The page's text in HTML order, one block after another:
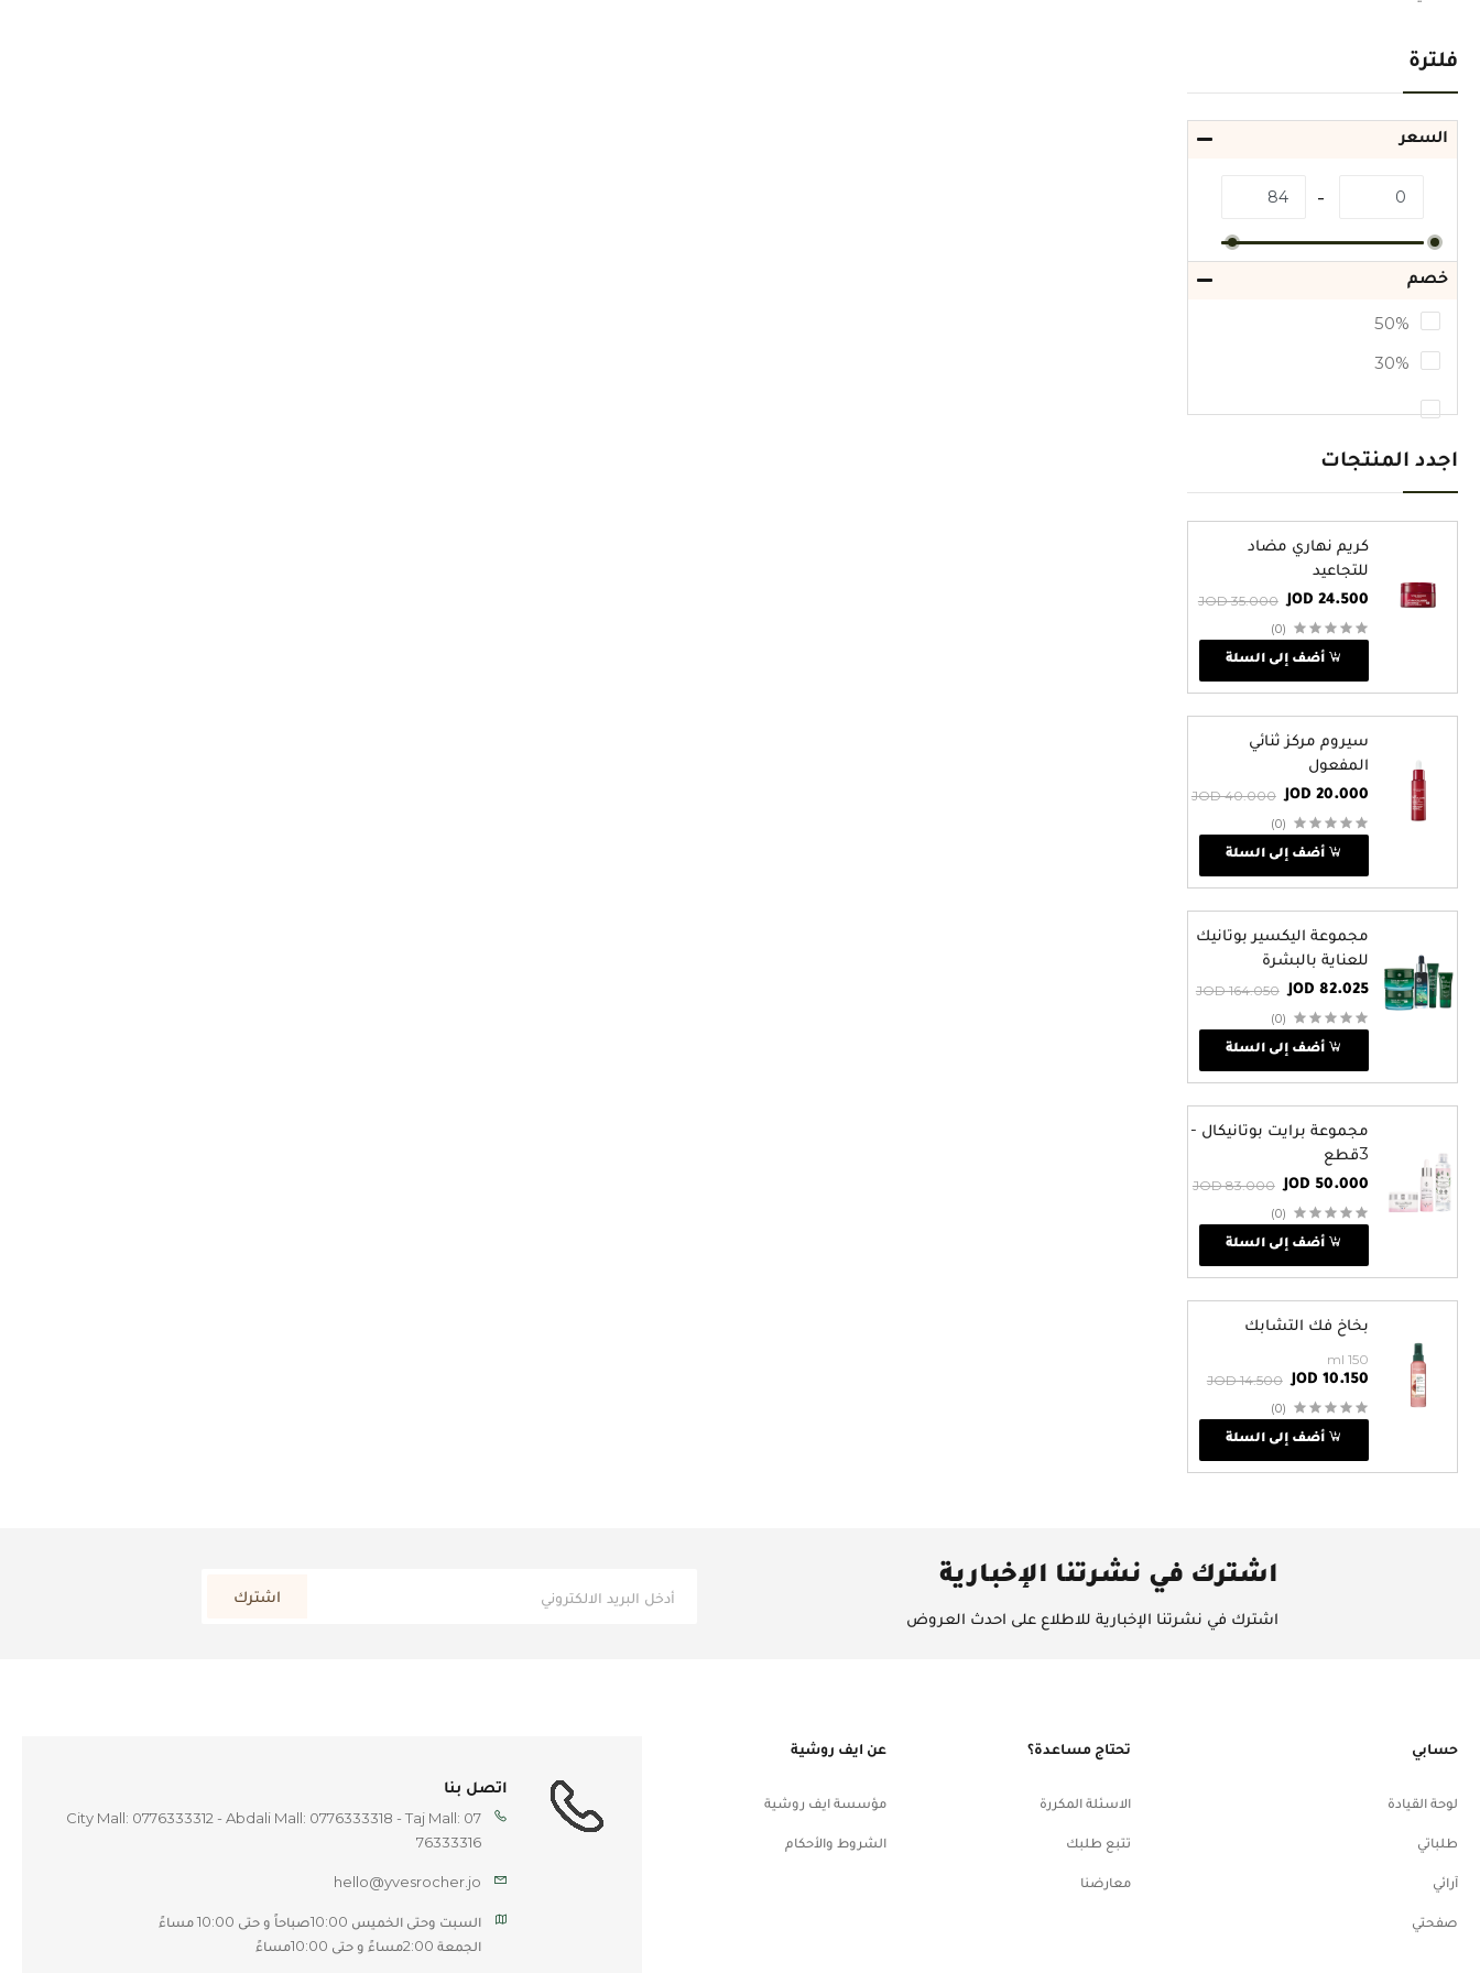
فلترة
السعر
خصم
50%
30%
اجدد المنتجات
كريم نهاري مضاد
للتجاعيد
JOD 24.500
JOD 35.000
(0)
أضف إلى السلة
سيروم مركز ثنائي
المفعول
JOD 20.000
JOD 40.000
(0)
أضف إلى السلة
مجموعة اليكسير بوتانيك
للعناية بالبشرة
JOD 82.025
JOD 164.050
(0)
أضف إلى السلة
مجموعة برايت بوتانيكال -
3قطع
JOD 50.000
JOD 83.000
(0)
أضف إلى السلة
بخاخ فك التشابك
150 ml
JOD 10.150
JOD 14.500
(0)
أضف إلى السلة
اشترك في نشرتنا الإخبارية
اشترك في نشرتنا الإخبارية للاطلاع على احدث العروض
اشترك
حسابي
لوحة القيادة
طلباتي
آرائي
صفحتي
تحتاج مساعدة؟
الاسئلة المكررة
تتبع طلبك
معارضنا
عن ايف روشية
مؤسسة ايف روشية
الشروط والأحكام
اتصل بنا
City Mall: 0776333312 - Abdali Mall: 0776333318 - Taj Mall: 07
76333316
hello@yvesrocher.jo
السبت وحتى الخميس 10:00صباحاً و حتى 10:00 مساءً
الجمعة 2:00مساءً و حتى 10:00مساءً